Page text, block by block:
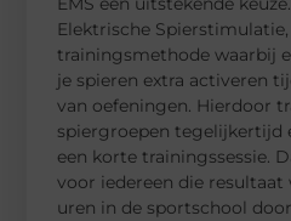
Elektrische Spierstimulatie,
trainingsmethode waarbij
je spieren extra activeren
van oefeningen. Hierdoor
spiergroepen tegelijkertijd
een korte trainingssessie.
voor iedereen die resultaat
uren in de sportschool